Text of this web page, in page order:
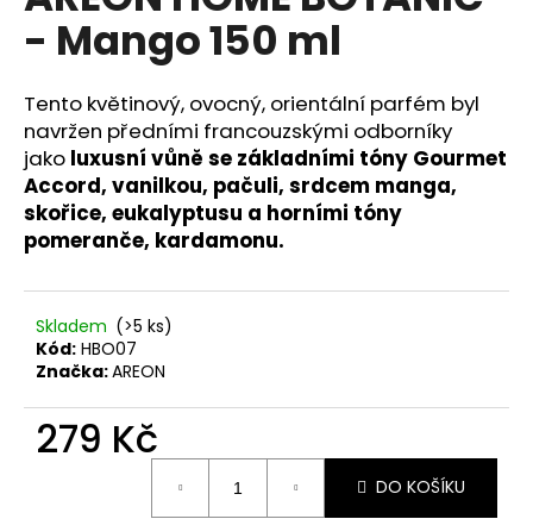
z
hvězdiček.
- Mango 150 ml
Tento květinový, ovocný, orientální parfém byl
navržen předními francouzskými odborníky
jako luxusní vůně se základními tóny Gourmet
Accord, vanilkou, pačuli, srdcem manga,
skořice, eukalyptusu a horními tóny
pomeranče, kardamonu.
Skladem (>5 ks)
Kód: HBO07
Značka:AREON
279 Kč
DO KOŠÍKU
a
í
t
?
D
o
p
o